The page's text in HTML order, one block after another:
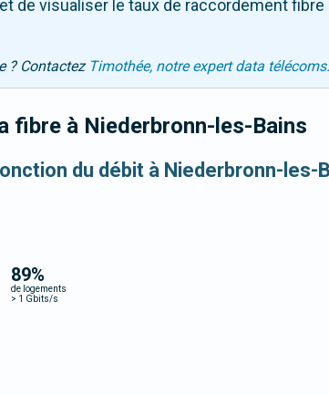
de visualiser le taux de raccordement
? Contactez Timothée, notre expert data télécoms.
fibre à Niederbronn-les-Bains
du débit à Niederbronn-les-
89%
de logements
> 1 Gbits/s